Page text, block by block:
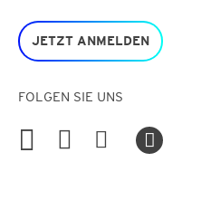
JETZT ANMELDEN
FOLGEN SIE UNS